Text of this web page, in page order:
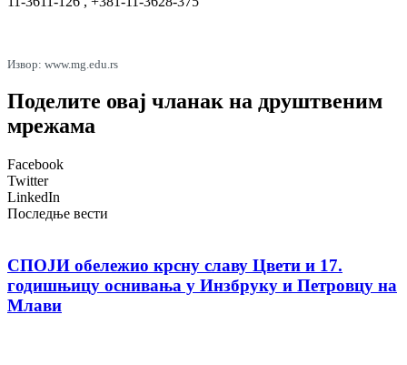
Извор: www.mg.edu.rs
Поделите овај чланак на друштвеним
мрежама
Facebook
Twitter
LinkedIn
Последње вести
СПОЈИ обележио крсну славу Цвети и 17.
годишњицу оснивања у Инзбруку и Петровцу на
Млави